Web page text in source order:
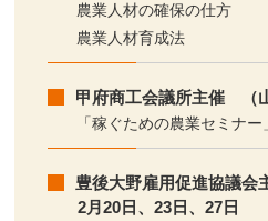
農業人材の確保の仕方
農業人材育成法
甲府商工会議所主催 （
「稼ぐための農業セミナー」
豊後大野雇用促進協議会
2月20日、23日、27日